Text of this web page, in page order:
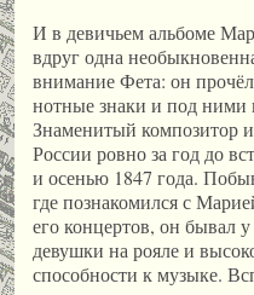
И в девичьем альбоме
вдруг одна
внимание Фета: он
нотные знаки и под
Знаменитый композитор
России ровно за год до
и осенью 1847 года.
где познакомился с
его концертов, он бывал
девушки на рояле и
способности к музыке.